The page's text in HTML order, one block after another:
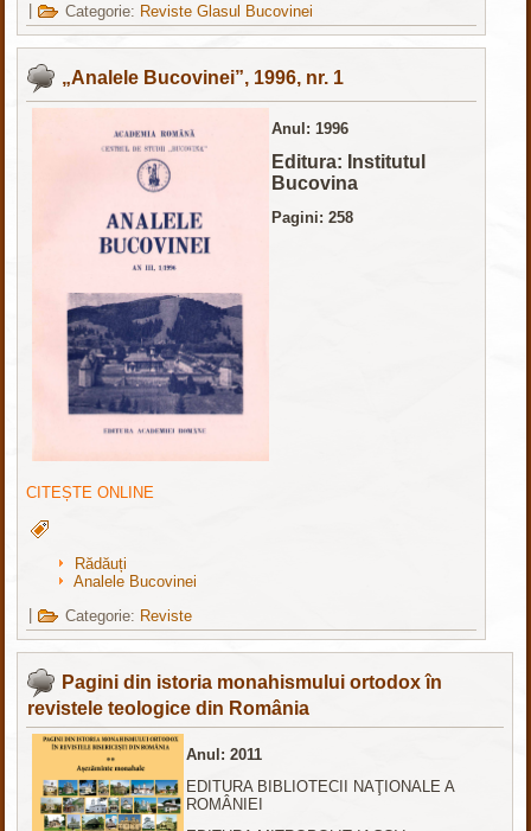
Categorie: Reviste Glasul Bucovinei
„Analele Bucovinei”, 1996, nr. 1
Anul: 1996
Editura: Institutul
Bucovina
Pagini: 258
CITEȘTE ONLINE
Rădăuți
Analele Bucovinei
Categorie: Reviste
Pagini din istoria monahismului ortodox în
revistele teologice din România
Anul: 2011
EDITURA BIBLIOTECII NAŢIONALE A
ROMÂNIEI